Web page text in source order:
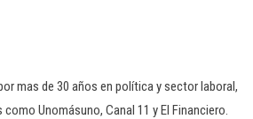
mas de 30 años en política y sector laboral,
Unomásuno, Canal 11 y El Financiero.